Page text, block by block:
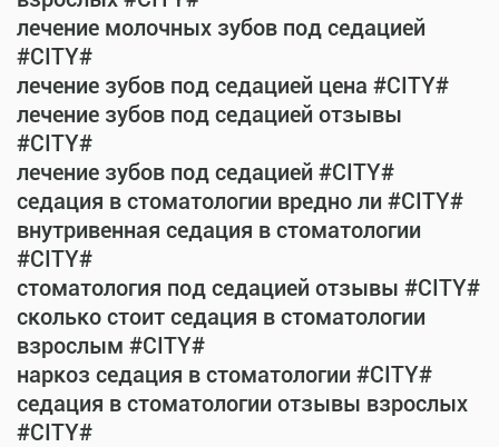
лечение молочных зубов под седацией
#CITY#
лечение зубов под седацией цена #CITY#
лечение зубов под седацией отзывы
#CITY#
лечение зубов под седацией #CITY#
седация в стоматологии вредно ли #CITY#
внутривенная седация в стоматологии
#CITY#
стоматология под седацией отзывы #CITY#
сколько стоит седация в стоматологии
взрослым #CITY#
наркоз седация в стоматологии #CITY#
седация в стоматологии отзывы взрослых
#CITY#